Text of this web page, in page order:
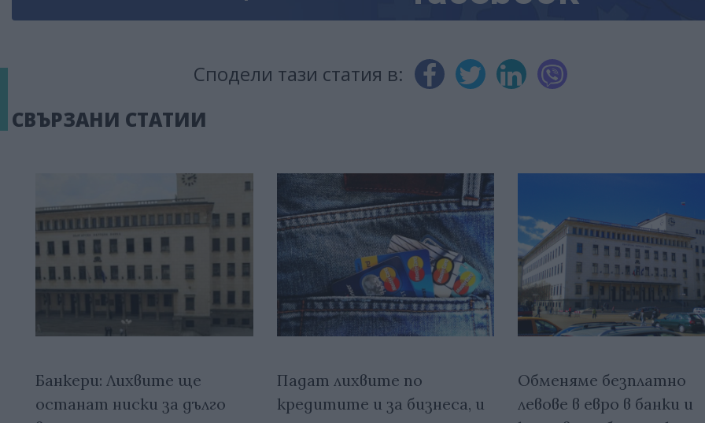
Сподели тази статия в:
СВЪРЗАНИ СТАТИИ
Банкери: Лихвите ще
останат ниски за дълго
Падат лихвите по
кредитите и за бизнеса, и
Обменяме безплатно
левове в евро в банки и